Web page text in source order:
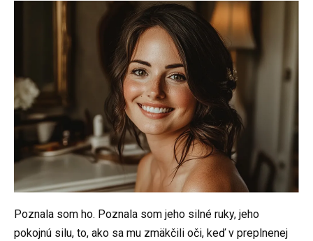
Poznala som ho. Poznala som jeho silné ruky, jeho
pokojnú silu, to, ako sa mu zmäkčili oči, keď v preplnenej